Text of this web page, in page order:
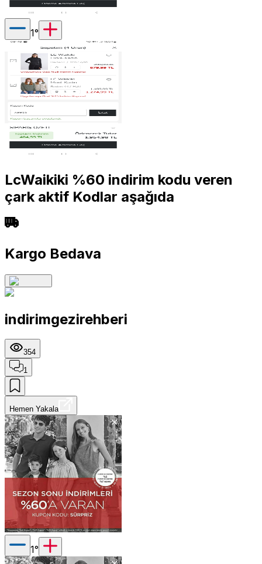
1°
LcWaikiki %60 indirim kodu veren
çark aktif Kodlar aşağıda
Kargo Bedava
indirimgezirehberi
354
1
Hemen Yakala
1°